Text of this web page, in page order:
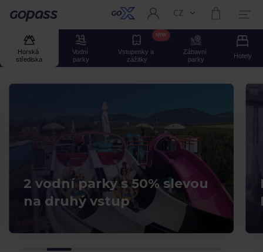
GOPASS Aktuální jazyk:
CZ
Horská
střediska
Vodní
parky
Vstupenky a
zážitky
NEW
Zábavní
parky
Hotely
2 vodní parky s 50% slevou
na druhý vstup